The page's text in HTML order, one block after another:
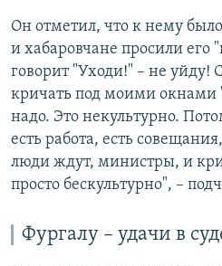
Он отметил, что к нему
и хабаровчане просили его
говорит "Уходи!" – не уйду!
кричать под моими окнами
надо. Это некультурно.
есть работа, есть
люди ждут, министры, и
просто бескультурно", –
Фургалу – удачи в